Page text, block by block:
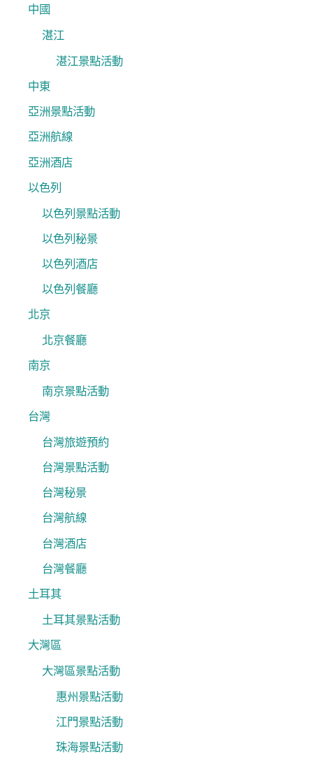
中國
湛江
湛江景點活動
中東
亞洲景點活動
亞洲航線
亞洲酒店
以色列
以色列景點活動
以色列秘景
以色列酒店
以色列餐廳
北京
北京餐廳
南京
南京景點活動
台灣
台灣旅遊預約
台灣景點活動
台灣秘景
台灣航線
台灣酒店
台灣餐廳
土耳其
土耳其景點活動
大灣區
大灣區景點活動
惠州景點活動
江門景點活動
珠海景點活動